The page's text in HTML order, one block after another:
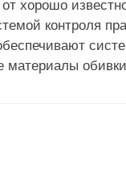
хорошо
контроля